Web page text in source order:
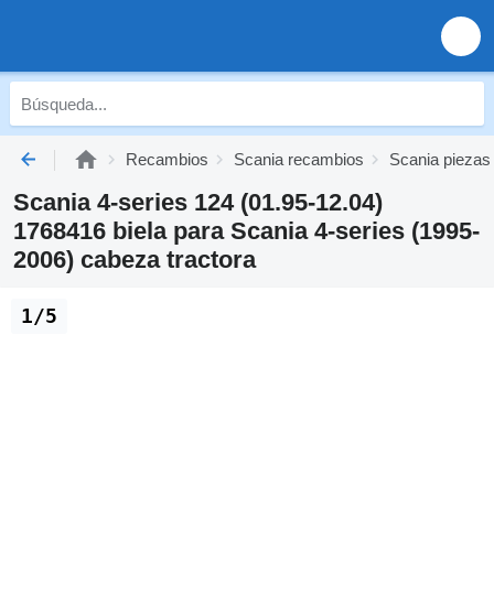
Recambios Scania recambios Scania
Scania 4-series 124 (01.95-12.04)
1768416 biela para Scania 4-series (1995-
2006) cabeza tractora
1/5